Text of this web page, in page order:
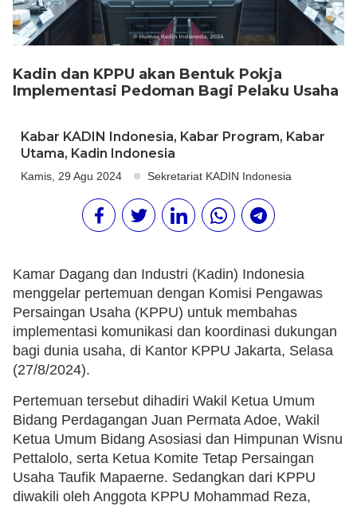
Kadin dan KPPU akan Bentuk Pokja
Implementasi Pedoman Bagi Pelaku Usaha
Kabar KADIN Indonesia, Kabar Program, Kabar
Utama, Kadin Indonesia
Kamis, 29 Agu 2024 Sekretariat KADIN Indonesia
Kamar Dagang dan Industri (Kadin) Indonesia
menggelar pertemuan dengan Komisi Pengawas
Persaingan Usaha (KPPU) untuk membahas
implementasi komunikasi dan koordinasi dukungan
bagi dunia usaha, di Kantor KPPU Jakarta, Selasa
(27/8/2024).
Pertemuan tersebut dihadiri Wakil Ketua Umum
Bidang Perdagangan Juan Permata Adoe, Wakil
Ketua Umum Bidang Asosiasi dan Himpunan Wisnu
Pettalolo, serta Ketua Komite Tetap Persaingan
Usaha Taufik Mapaerne. Sedangkan dari KPPU
diwakili oleh Anggota KPPU Mohammad Reza,